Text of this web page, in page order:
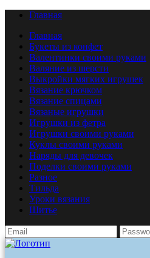
Главная
Главная
Букеты из конфет
Валентинки своими руками
Валяние из шерсти
Выкройки мягких игрушек
Вязание крючком
Вязание спицами
Вязаные игрушки
Игрушки из фетра
Игрушки своими руками
Куклы своими руками
Наряды для девочек
Поделки своими руками
Разное
Тильда
Уроки вязания
Шитье